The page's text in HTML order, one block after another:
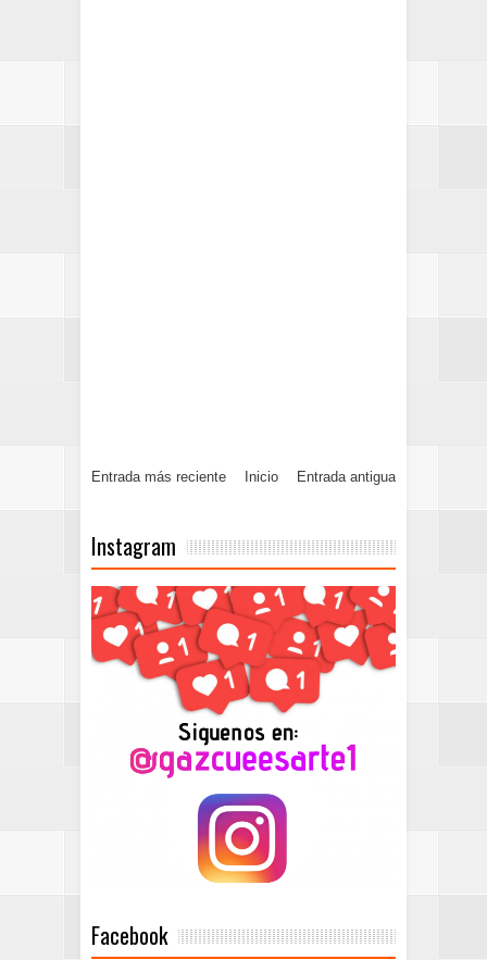
Entrada más reciente Entrada antigua
Inicio
Instagram
Facebook